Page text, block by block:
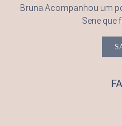
Bruna.Acompanhou um
Sene que